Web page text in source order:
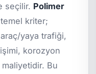
seçilir. Polimer
temel kriter;
yaya trafiği,
korozyon
Bu